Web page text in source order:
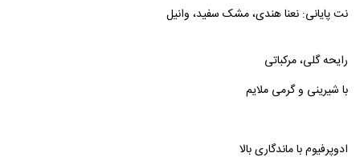
نت پایانی: نعنا هندی، مشک سفید، وانیل
رایحه گلی، مرکباتی
با شیرینی و گرمی ملایم
ادوپرفیوم با ماندگاری بالا